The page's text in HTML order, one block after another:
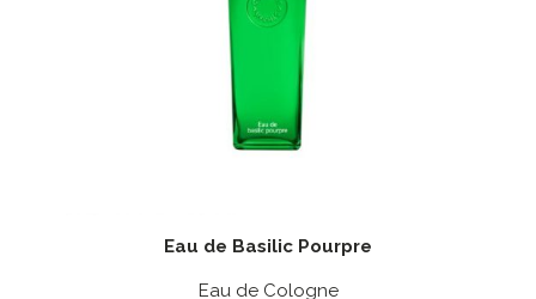
Eau de Basilic Pourpre
Eau de Cologne